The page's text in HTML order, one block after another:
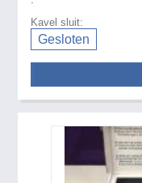
Kavel sluit:
Gesloten